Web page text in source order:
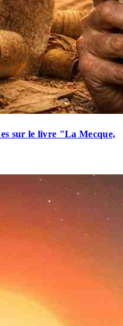
sur le livre "La Mecque,